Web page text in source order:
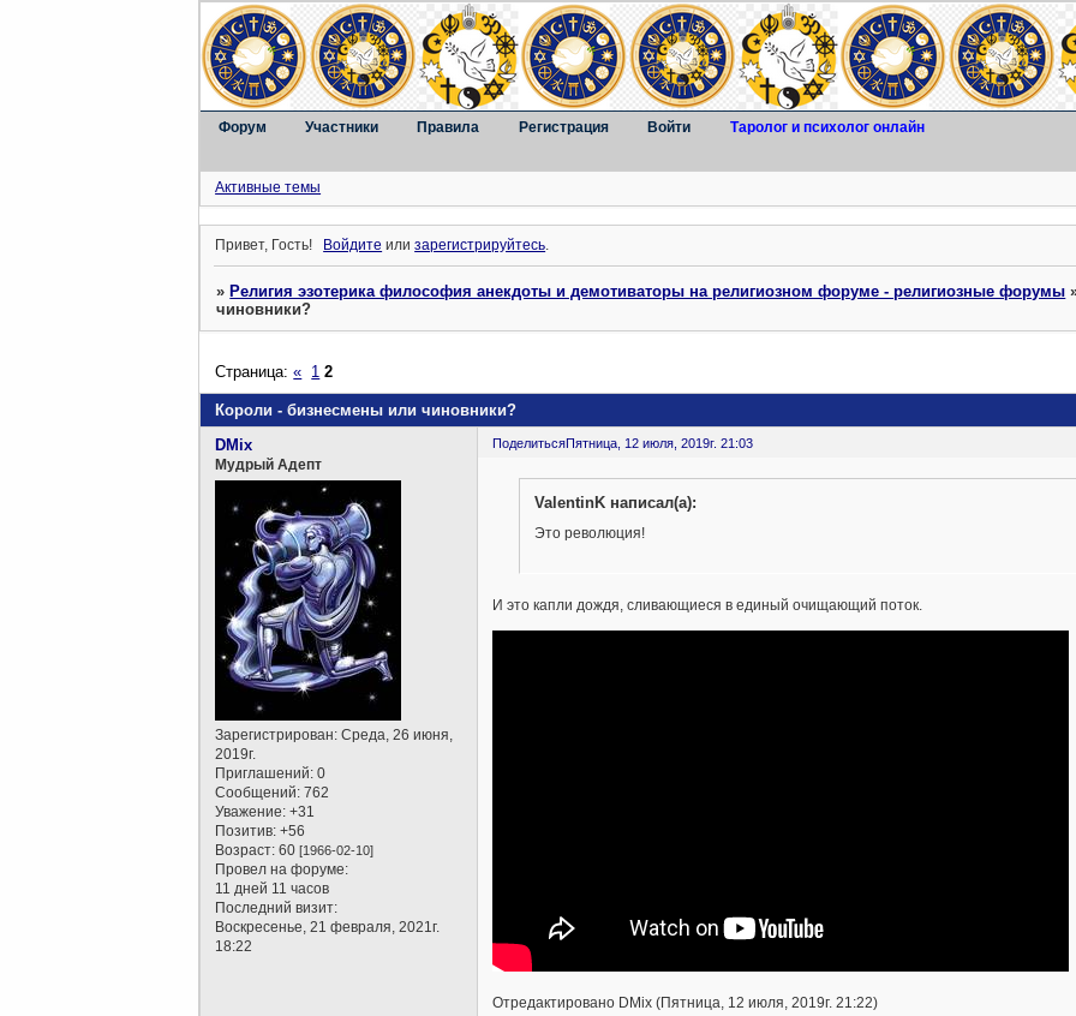
Форум Участники Правила Регистрация Войти Таролог и психолог онлайн
Активные темы
Привет, Гость! Войдите илизарегистрируйтесь.
»Религия эзотерика философия анекдоты и демотиваторы на религиозном форуме - религиозные форумы
чиновники?
Короли - бизнесмены или чиновники?
Страница:« 1 2
ПоделитьсяПятница, 12 июля, 2019г. 21:03
DMix
Мудрый Адепт
Зарегистрирован: Среда, 26 июня,
2019г.
Приглашений: 0
Сообщений: 762
Уважение: +31
Позитив: +56
Возраст: 60[1966-02-10]
Провел на форуме:
11 дней 11 часов
Последний визит:
Воскресенье, 21 февраля, 2021г.
18:22
ValentinK написал(а):
Это революция!
И это капли дождя, сливающиеся в единый очищающий поток.
Отредактировано DMix (Пятница, 12 июля, 2019г. 21:22)